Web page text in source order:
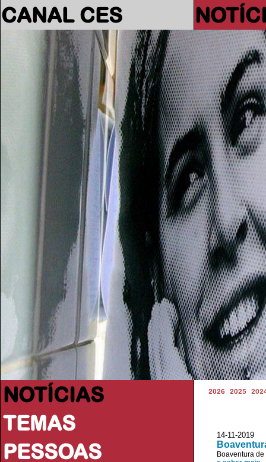
CANAL CES
NOTÍCIAS
TEMAS
PESSOAS
2026 2025
14-11-
Boaventura